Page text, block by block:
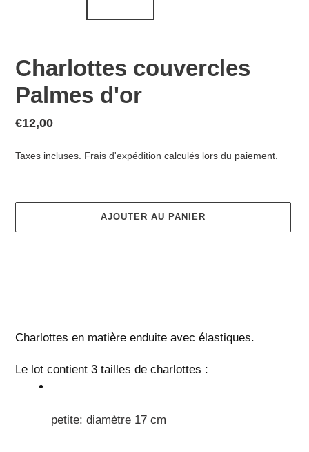
Charlottes couvercles
Palmes d'or
Prix
€12,00
Taxes incluses. Frais d'expédition calculés lors du paiement.
AJOUTER AU PANIER
produit
votre
panier
Charlottes en matière enduite avec élastiques.
Le lot contient 3 tailles de charlottes :
petite: diamètre 17 cm